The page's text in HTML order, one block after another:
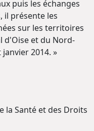
puis les échanges
il présente les
sur les territoires
d'Oise et du Nord-
2014. »
la Santé et des Droits